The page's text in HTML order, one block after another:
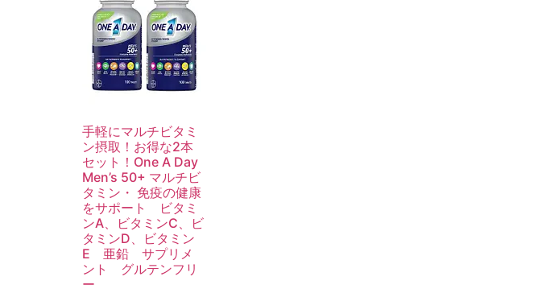
手軽にマルチビタミ
ン摂取！お得な2本
セット！One A Day
Men’s 50+ マルチビ
タミン・ 免疫の健康
をサポート ビタミ
ンA、ビタミンC、ビ
タミンD、ビタミン
E 亜鉛 サプリメ
ント グルテンフリ
ー